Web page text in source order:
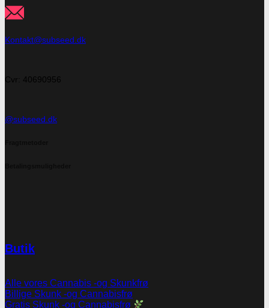
Kontakt@subseed.dk
Cvr: 40690956
@subseed.dk
Butik
Alle vores Cannabis -og Skunkfrø
Billige Skunk -og Cannabisfrø
Gratis Skunk -og Cannabisfrø